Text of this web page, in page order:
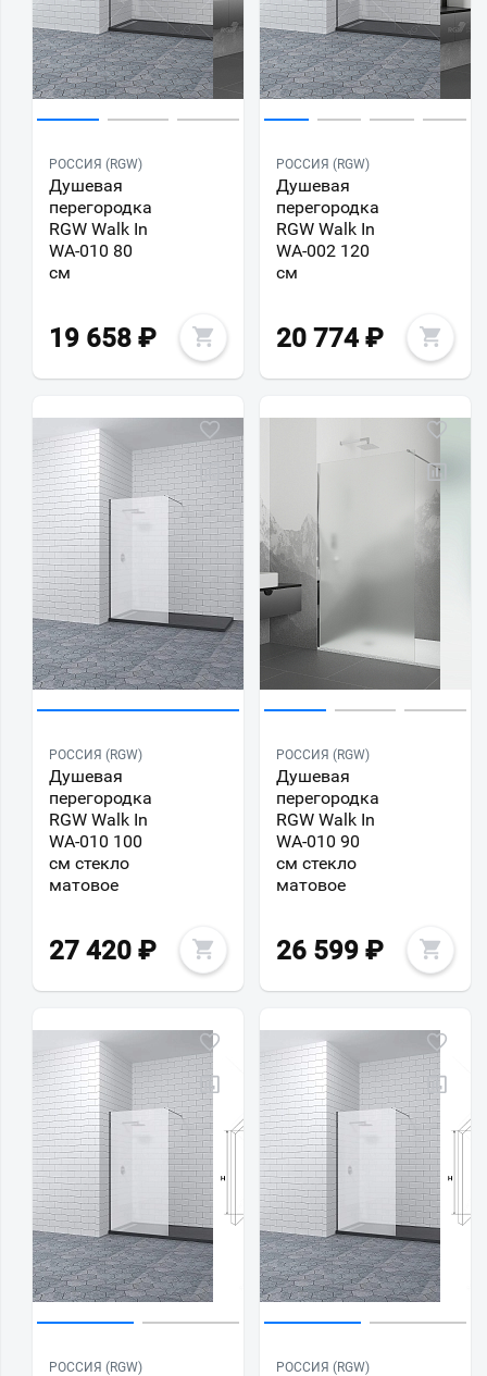
РОССИЯ (RGW)
Душевая
перегородка
RGW Walk In
WA-010 80
см
19 658 ₽
РОССИЯ (RGW)
Душевая
перегородка
RGW Walk In
WA-002 120
см
20 774 ₽
РОССИЯ (RGW)
Душевая
перегородка
RGW Walk In
WA-010 100
см стекло
матовое
27 420 ₽
РОССИЯ (RGW)
Душевая
перегородка
RGW Walk In
WA-010 90
см стекло
матовое
26 599 ₽
РОССИЯ (RGW) РОССИЯ (RGW)